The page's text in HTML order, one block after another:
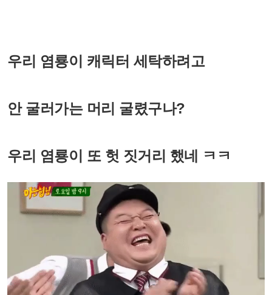
우리 염룡이 캐릭터 세탁하려고
안 굴러가는 머리 굴렸구나?
우리 염룡이 또 헛 짓거리 했네 ㅋㅋ